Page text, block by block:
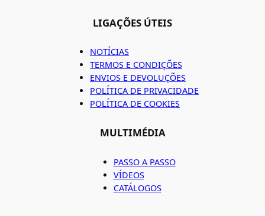
LIGAÇÕES ÚTEIS
NOTÍCIAS
TERMOS E CONDIÇÕES
ENVIOS E DEVOLUÇÕES
POLÍTICA DE PRIVACIDADE
POLÍTICA DE COOKIES
MULTIMÉDIA
PASSO A PASSO
VÍDEOS
CATÁLOGOS